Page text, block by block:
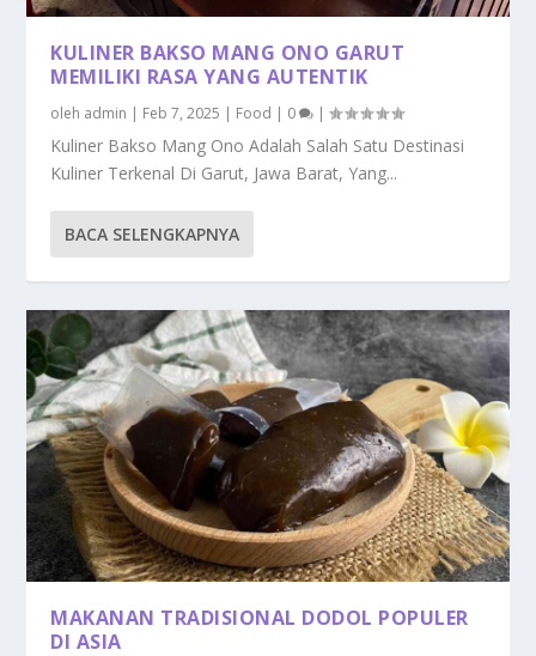
KULINER BAKSO MANG ONO GARUT
MEMILIKI RASA YANG AUTENTIK
oleh admin | Feb 7, 2025 | Food | 0 |
Kuliner Bakso Mang Ono Adalah Salah Satu Destinasi
Kuliner Terkenal Di Garut, Jawa Barat, Yang...
BACA SELENGKAPNYA
MAKANAN TRADISIONAL DODOL POPULER
DI ASIA